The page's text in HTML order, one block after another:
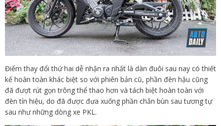
Điểm thay đổi thứ hai dễ nhận ra nhất là dàn đuôi sau nay có thiết
kế hoàn toàn khác biệt so với phiên bản cũ, phần đèn hậu cũng
đã đượt rút gọn trông thể thao hơn và tách biệt hoàn toàn với
đèn tín hiệu, do đã được đưa xuống phần chắn bùn sau tương tự
sau như những dòng xe PKL.